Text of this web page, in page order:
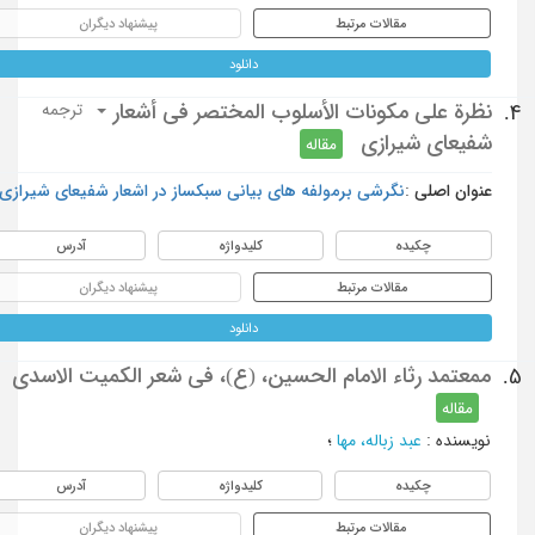
مقالات مرتبط پیشنهاد دیگران
دانلود
4.
نظرة على مكونات الأسلوب المختصر في أشعار
شفیعای شیرازی
مقاله
ترجمه
عنوان اصلی : نگرشی برمولفه های بیانی سبکساز در اشعار شفیعای شیرازی
چکیده کلیدواژه آدرس
مقالات مرتبط پیشنهاد دیگران
دانلود
5. ممعتمد رثاء الامام الحسین، (ع)، فی شعر الکمیت الاسدی
مقاله
نویسنده: عبد زباله، مها؛
چکیده کلیدواژه آدرس
مقالات مرتبط پیشنهاد دیگران